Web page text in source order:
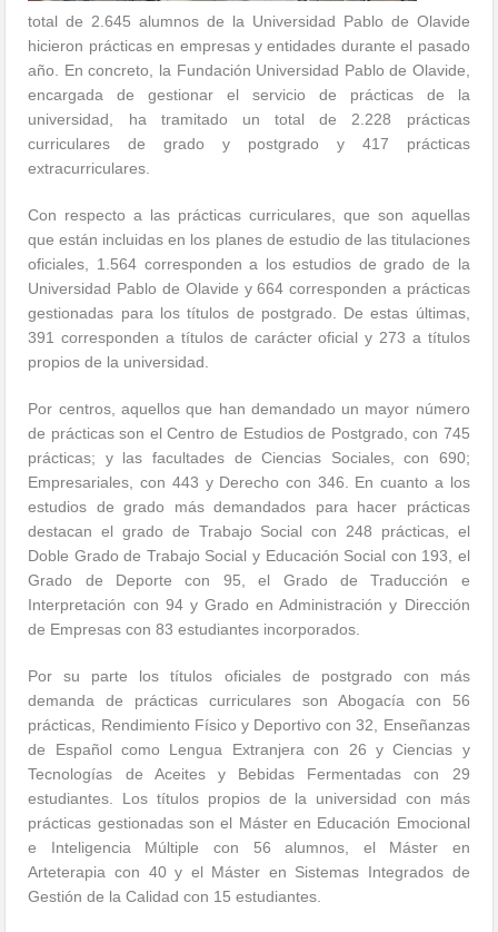
total de 2.645 alumnos de la Universidad Pablo de Olavide
hicieron prácticas en empresas y entidades durante el pasado
año. En concreto, la Fundación Universidad Pablo de Olavide,
encargada de gestionar el servicio de prácticas de la
universidad, ha tramitado un total de 2.228 prácticas
curriculares de grado y postgrado y 417 prácticas
extracurriculares.
Con respecto a las prácticas curriculares, que son aquellas
que están incluidas en los planes de estudio de las titulaciones
oficiales, 1.564 corresponden a los estudios de grado de la
Universidad Pablo de Olavide y 664 corresponden a prácticas
gestionadas para los títulos de postgrado. De estas últimas,
391 corresponden a títulos de carácter oficial y 273 a títulos
propios de la universidad.
Por centros, aquellos que han demandado un mayor número
de prácticas son el Centro de Estudios de Postgrado, con 745
prácticas; y las facultades de Ciencias Sociales, con 690;
Empresariales, con 443 y Derecho con 346. En cuanto a los
estudios de grado más demandados para hacer prácticas
destacan el grado de Trabajo Social con 248 prácticas, el
Doble Grado de Trabajo Social y Educación Social con 193, el
Grado de Deporte con 95, el Grado de Traducción e
Interpretación con 94 y Grado en Administración y Dirección
de Empresas con 83 estudiantes incorporados.
Por su parte los títulos oficiales de postgrado con más
demanda de prácticas curriculares son Abogacía con 56
prácticas, Rendimiento Físico y Deportivo con 32, Enseñanzas
de Español como Lengua Extranjera con 26 y Ciencias y
Tecnologías de Aceites y Bebidas Fermentadas con 29
estudiantes. Los títulos propios de la universidad con más
prácticas gestionadas son el Máster en Educación Emocional
e Inteligencia Múltiple con 56 alumnos, el Máster en
Arteterapia con 40 y el Máster en Sistemas Integrados de
Gestión de la Calidad con 15 estudiantes.